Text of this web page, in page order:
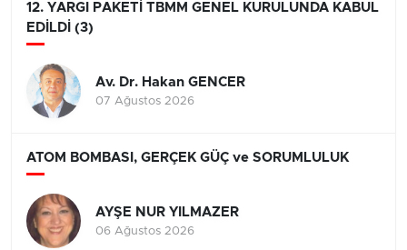
12. YARGI PAKETİ TBMM GENEL KURULUNDA KABUL
EDİLDİ (3)
Av. Dr. Hakan GENCER
07 Ağustos 2026
ATOM BOMBASI, GERÇEK GÜÇ ve SORUMLULUK
AYŞE NUR YILMAZER
06 Ağustos 2026